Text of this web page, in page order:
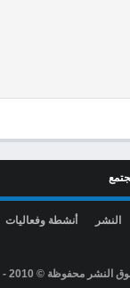
النشر أنشطة وفعاليات
النشر محفوظة © 2010 -